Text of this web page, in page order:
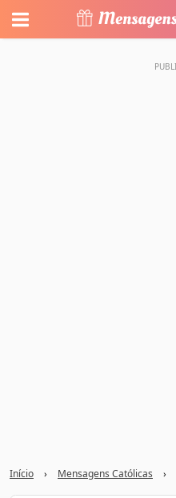
Início › Mensagens Católicas ›